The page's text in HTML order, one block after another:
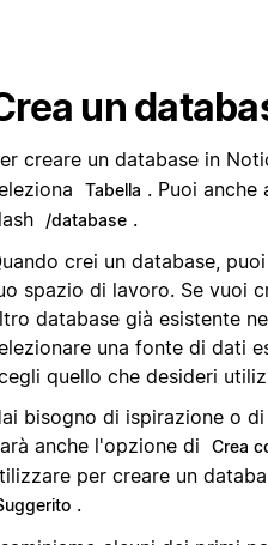
un
creare un database in
Tabella . Puoi anche
/database .
crei un database,
spazio di lavoro. Se vuoi
database già esistente
una fonte di dati
quello che desideri
bisogno di ispirazione o
anche l'opzione di
Crea
per creare un
.